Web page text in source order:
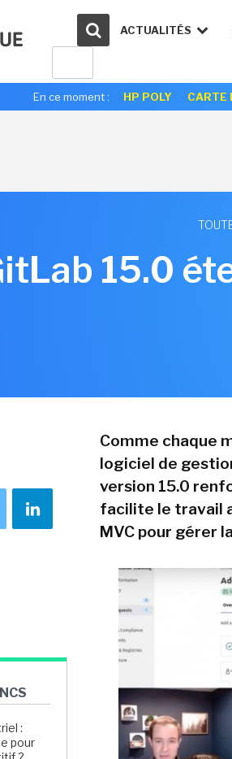
ACTUALITÉS
En ce moment : HP POLY CARTE
15.0
:
pour
Comme chaque
logiciel de
version 15.0
facilite le travail
MVC pour gérer